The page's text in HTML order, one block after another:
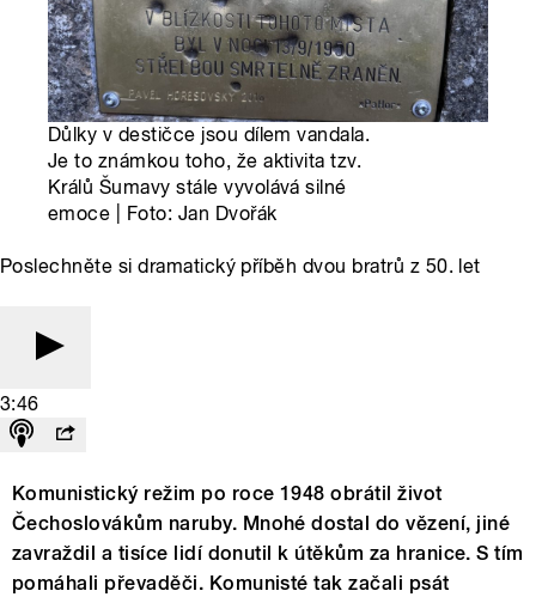
Důlky v destičce jsou dílem vandala.
Je to známkou toho, že aktivita tzv.
Králů Šumavy stále vyvolává silné
emoce | Foto: Jan Dvořák
Poslechněte si dramatický příběh dvou bratrů z 50. let
3:46
Komunistický režim po roce 1948 obrátil život
Čechoslovákům naruby. Mnohé dostal do vězení, jiné
zavraždil a tisíce lidí donutil k útěkům za hranice. S tím
pomáhali převaděči. Komunisté tak začali psát